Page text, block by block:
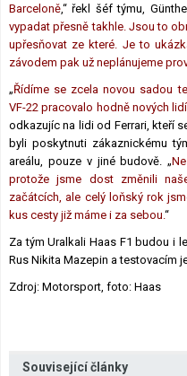
Barceloně,“ řekl šéf týmu,
vypadat přesně takhle. Jsou to
upřesňovat ze které. Je to
závodem pak už neplánujeme
„Řídíme se zcela novou sadou
VF-22 pracovalo hodně nových lidí
odkazujíc na lidi od Ferrari, kteří
byli poskytnuti zákaznickému
areálu, pouze v jiné budově. „
protože jsme dost změnili
začátcích, ale celý loňský rok
kus cesty již máme i za sebou.“
Za tým Uralkali Haas F1 budou i
Rus Nikita Mazepin a testovacím
Zdroj: Motorsport, foto: Haas
Související články